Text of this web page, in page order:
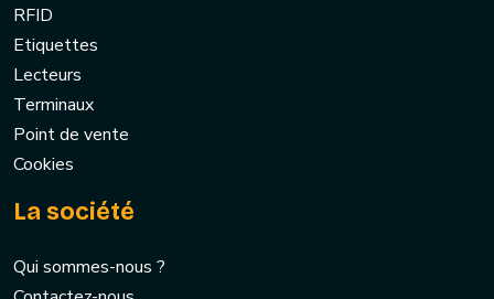
RFID
Etiquettes
Lecteurs
Terminaux
Point de vente
Cookies
La société
Qui sommes-nous ?